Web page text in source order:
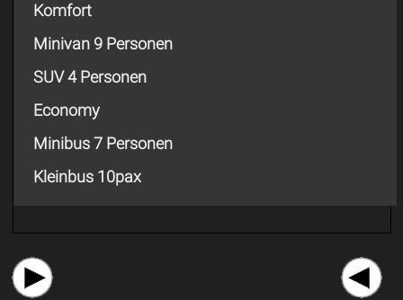
Komfort
Minivan 9 Personen
SUV 4 Personen
Economy
Minibus 7 Personen
Kleinbus 10pax